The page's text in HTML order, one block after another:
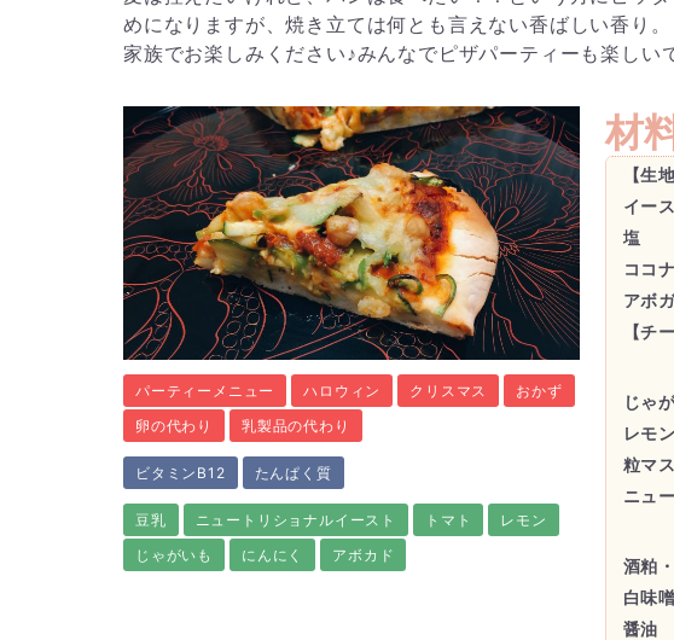
めになりますが、焼き立ては何とも言えない香ばしい香り
家族でお楽しみください♪みんなでピザパーティーも楽しい
パーティーメニュー ハロウィン クリスマス
おかず
卵の代わり
乳製品の代わり
ビタミンB12 たんぱく質
豆乳 ニュートリショナルイースト トマト
レモン
じゃがいも
にんにく アボカド
材
【生
イー
塩
ココ
アボ
【チ
じゃ
レモ
粒マ
ニュ
酒粕
白味噌
醤油